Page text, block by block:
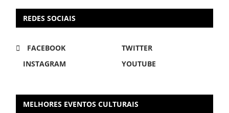
REDES SOCIAIS
FACEBOOK
TWITTER
INSTAGRAM
YOUTUBE
MELHORES EVENTOS CULTURAIS